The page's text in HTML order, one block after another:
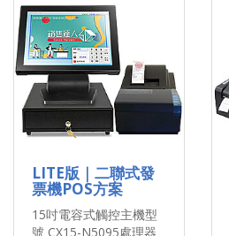
LITE版｜二聯式發
票機POS方案
15吋電容式觸控主機型
號 CX15-N5095處理器